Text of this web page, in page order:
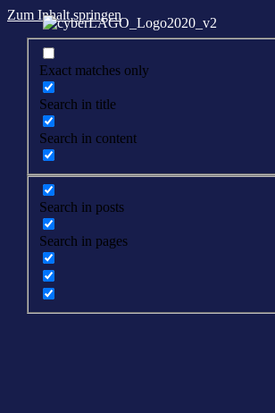
Zum Inhalt springen
Exact matches only
Search in title
Search in content
Search in posts
Search in pages